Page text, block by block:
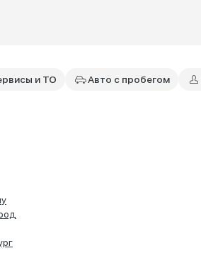
и ТО Авто с пробегом